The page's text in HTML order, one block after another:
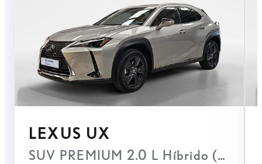
LEXUS UX
SUV PREMIUM 2.0 L Híbrido (2WD)